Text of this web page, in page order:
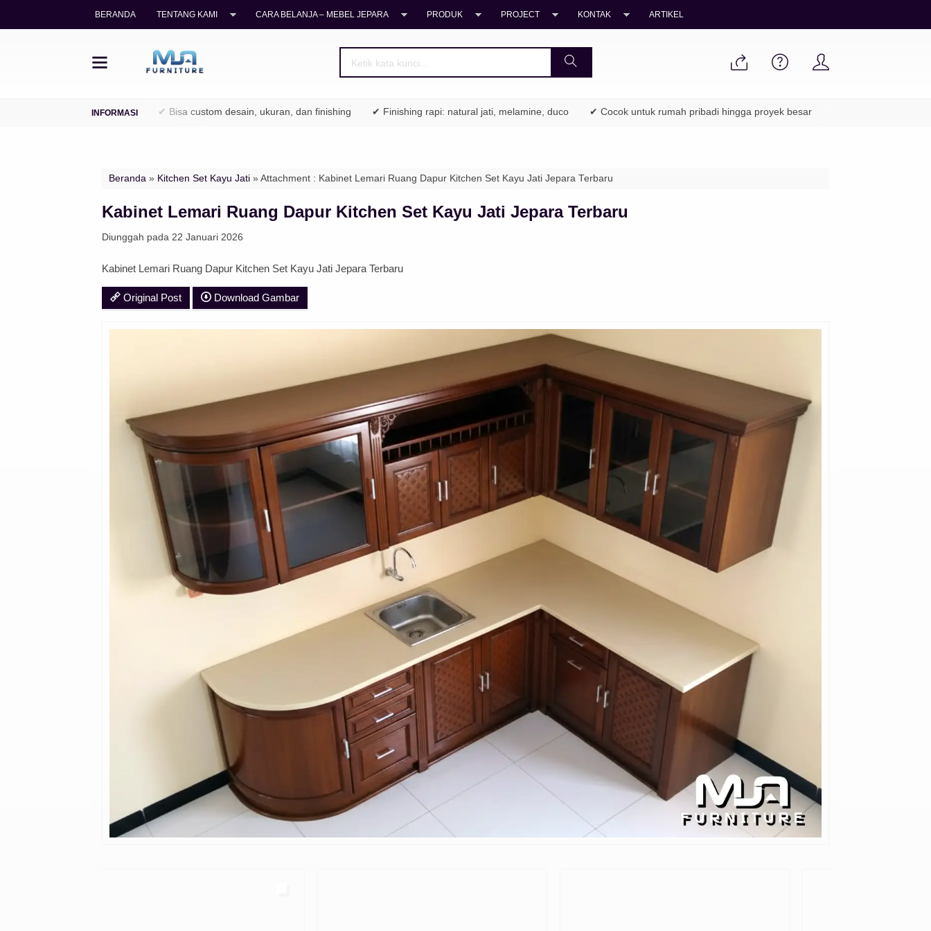
BERANDA TENTANG KAMI CARA BELANJA – MEBEL JEPARA PRODUK PROJECT KONTAK ARTIKEL
legal (TPK / Perhutani) ✔ Bisa custom desain, ukuran, dan finishing ✔ Finishing rapi: natural jati, melamine, duco ✔ Cocok untuk rumah pribadi hingga proyek besar
Beranda » Kitchen Set Kayu Jati » Attachment : Kabinet Lemari Ruang Dapur Kitchen Set Kayu Jati Jepara Terbaru
Kabinet Lemari Ruang Dapur Kitchen Set Kayu Jati Jepara Terbaru
Diunggah pada 22 Januari 2026
Kabinet Lemari Ruang Dapur Kitchen Set Kayu Jati Jepara Terbaru
Original Post Download Gambar